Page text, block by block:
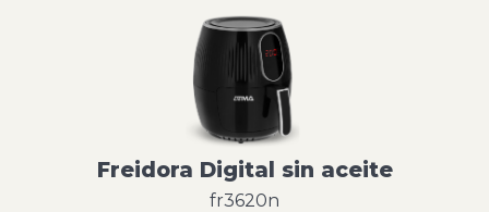
Freidora Digital sin aceite
fr3620n